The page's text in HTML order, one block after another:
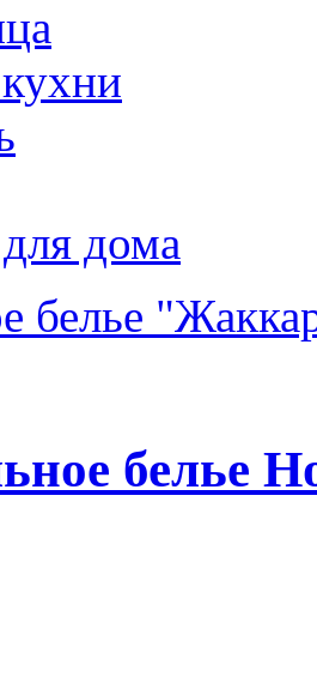
дома
белье
белье